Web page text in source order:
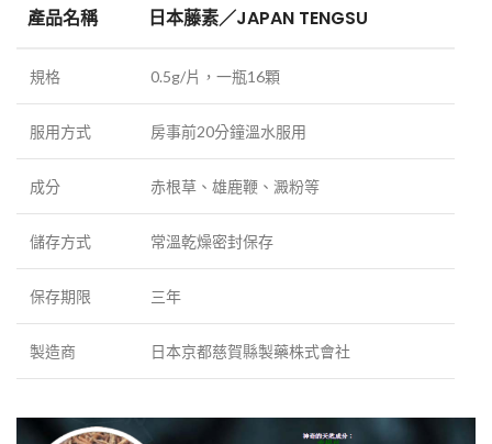
產品名稱 日本藤素／JAPAN TENGSU
規格 0.5g/片，一瓶16顆
服用方式 房事前20分鐘溫水服用
成分 赤根草、雄鹿鞭、澱粉等
儲存方式 常溫乾燥密封保存
保存期限 三年
製造商 日本京都慈賀縣製藥株式會社